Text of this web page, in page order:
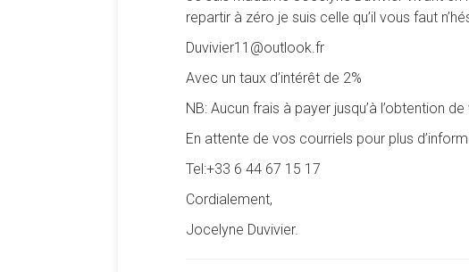
repartir à zéro je suis celle qu’il vous faut
Duvivier11@outlook.fr
Avec un taux d’intérêt de 2%
NB: Aucun frais à payer jusqu’à l’obtention
En attente de vos courriels pour plus
Tel:+33 6 44 67 15 17
Cordialement,
Jocelyne Duvivier.